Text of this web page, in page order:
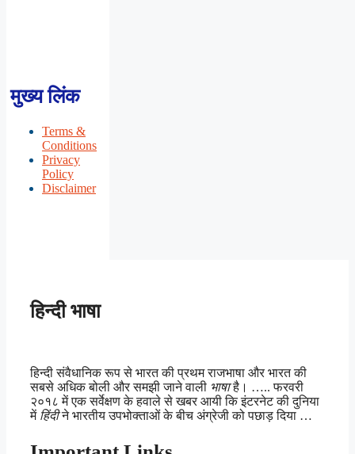
मुख्य लिंक
Terms &
Conditions
Privacy
Policy
Disclaimer
हिन्दी भाषा
हिन्दी संवैधानिक रूप से भारत की प्रथम राजभाषा और भारत की
सबसे अधिक बोली और समझी जाने वाली भाषाहै। ….. फरवरी
२०१८ में एक सर्वेक्षण के हवाले से खबर आयी कि इंटरनेट की दुनिया
में हिंदीने भारतीय उपभोक्ताओं के बीच अंग्रेजी को पछाड़ दिया …